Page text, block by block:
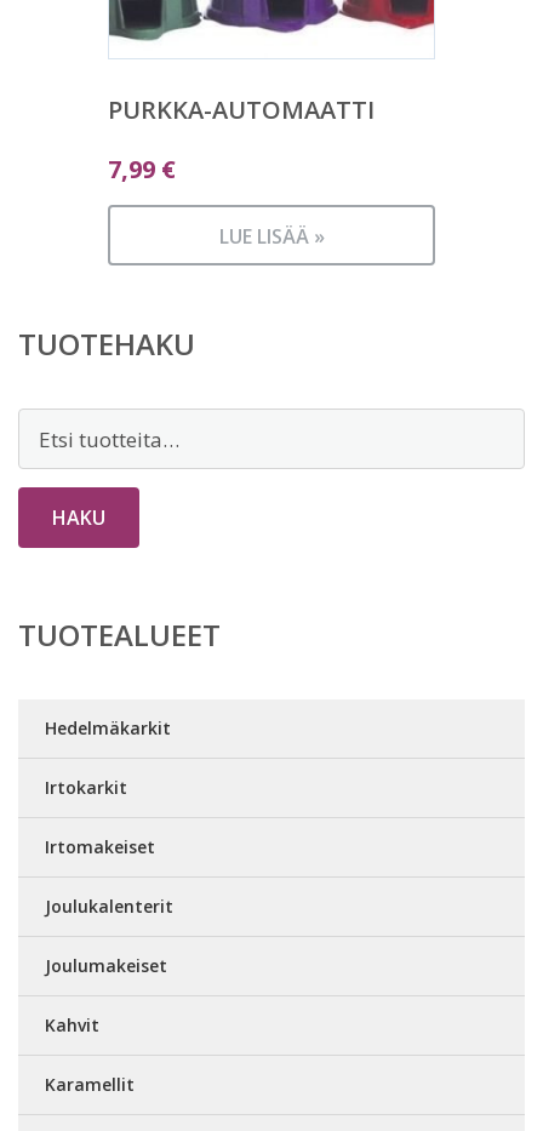
PURKKA-AUTOMAATTI
7,99 €
LUE LISÄÄ »
TUOTEHAKU
HAKU
TUOTEALUEET
Hedelmäkarkit
Irtokarkit
Irtomakeiset
Joulukalenterit
Joulumakeiset
Kahvit
Karamellit